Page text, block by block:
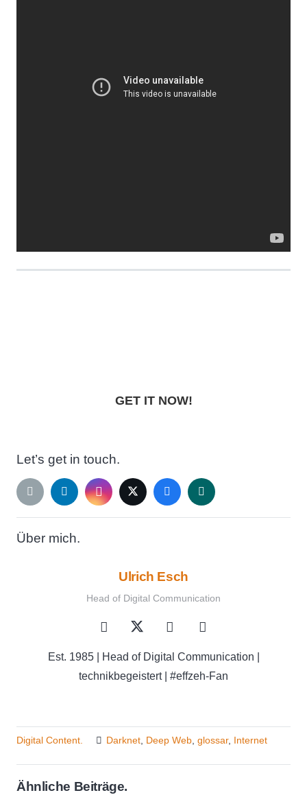
GET IT NOW!
Let’s get in touch.
Über mich.
Ulrich Esch
Head of Digital Communication
Est. 1985 | Head of Digital Communication |
technikbegeistert | #effzeh-Fan
Digital Content. Darknet, Deep Web, glossar, Internet
Ähnliche Beiträge.